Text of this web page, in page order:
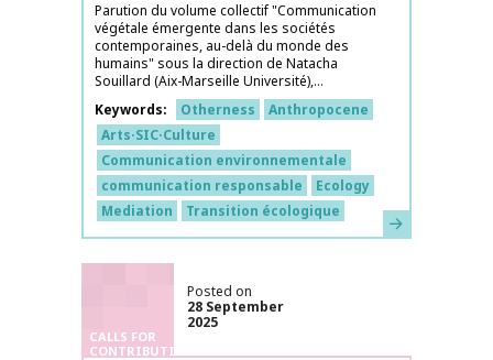
Parution du volume collectif "Communication
végétale émergente dans les sociétés
contemporaines, au-delà du monde des
humains" sous la direction de Natacha
Souillard (Aix-Marseille Université),...
Keywords
Otherness
Anthropocene
Arts·SIC·Culture
Communication environnementale
communication responsable
Ecology
Mediation
Transition écologique Learn more
CALLS FOR
CONTRIBUTIONS
Posted on
28 September
2025